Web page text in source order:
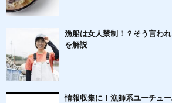
漁船は女人禁制！？そう言わ
を解説
情報収集に！漁師系ユーチュ